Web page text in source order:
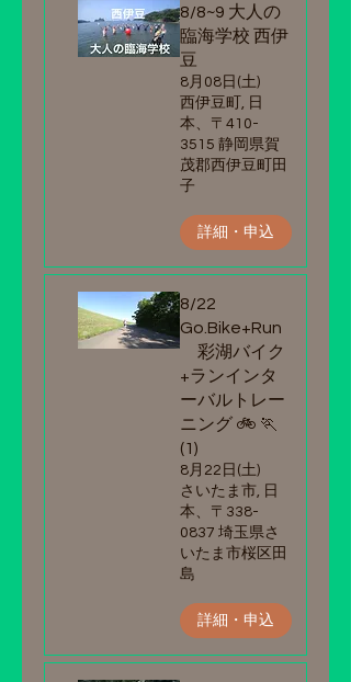
8/8~9 大人の
臨海学校 西伊
豆
8月08日(土)
西伊豆町, 日
本、〒410-
3515 静岡県賀
茂郡西伊豆町田
子
詳細・申込
8/22
Go.Bike+Run
彩湖バイク
+ランインタ
ーバルトレー
ニング 🚲 🏃
(1)
8月22日(土)
さいたま市, 日
本、〒338-
0837 埼玉県さ
いたま市桜区田
島
詳細・申込